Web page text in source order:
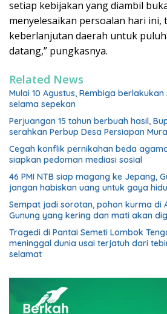
setiap kebijakan yang diambil
menyelesaikan persoalan hari ini,
keberlanjutan daerah untuk
datang,” pungkasnya.
Related News
Mulai 10 Agustus, Rembiga
selama sepekan
Perjuangan 15 tahun berbuah hasil,
serahkan Perbup Desa Persiapan
Cegah konflik pernikahan beda
siapkan pedoman mediasi sosial
46 PMI NTB siap magang ke Jepang,
jangan habiskan uang untuk gaya
Sempat jadi sorotan, pohon kurma di
Gunung yang kering dan mati akan
Tragedi di Pantai Semeti Lombok
meninggal dunia usai terjatuh dari
selamat